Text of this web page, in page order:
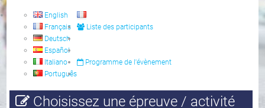
English
Français
Deutsch
Español
Italiano
Português
Liste des participants
Programme de l'évènement
Choisissez une épreuve / activité